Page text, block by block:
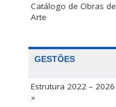
Catálogo de Obras de
Arte
GESTÕES
Estrutura 2022 – 2026
»